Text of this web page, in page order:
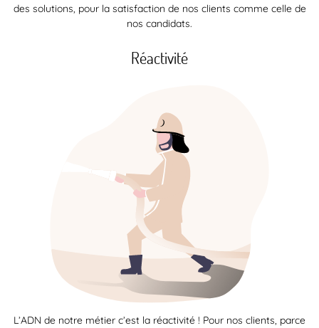
des solutions, pour la satisfaction de nos clients comme celle de
nos candidats.
Réactivité
L’ADN de notre métier c’est la réactivité ! Pour nos clients, parce